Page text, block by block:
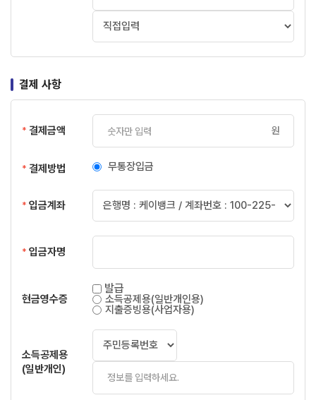
결제 사항
* 결제금액 원
* 결제방법 무통장입금
* 입금계좌
* 입금자명
현금영수증
발급
소득공제용(일반개인용)
지출증빙용(사업자용)
소득공제용
(일반개인)